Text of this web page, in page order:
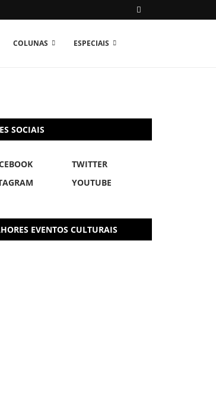
COLUNAS ESPECIAIS
SOCIAIS
TWITTER
YOUTUBE
EVENTOS CULTURAIS